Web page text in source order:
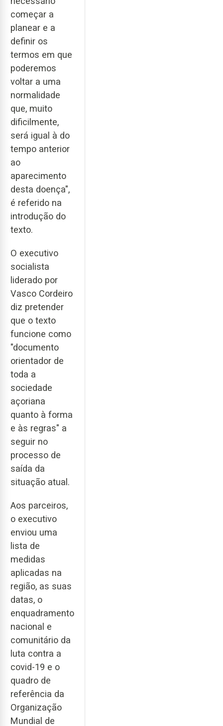
começar a
planear e a
definir os
termos em que
poderemos
voltar a uma
normalidade
que, muito
dificilmente,
será igual à do
tempo anterior
ao
aparecimento
desta doença",
é referido na
introdução do
texto.
O executivo
socialista
liderado por
Vasco Cordeiro
diz pretender
que o texto
funcione como
"documento
orientador de
toda a
sociedade
açoriana
quanto à forma
e às regras" a
seguir no
processo de
saída da
situação atual.
Aos parceiros,
o executivo
enviou uma
lista de
medidas
aplicadas na
região, as suas
datas, o
enquadramento
nacional e
comunitário da
luta contra a
covid-19 e o
quadro de
referência da
Organização
Mundial de